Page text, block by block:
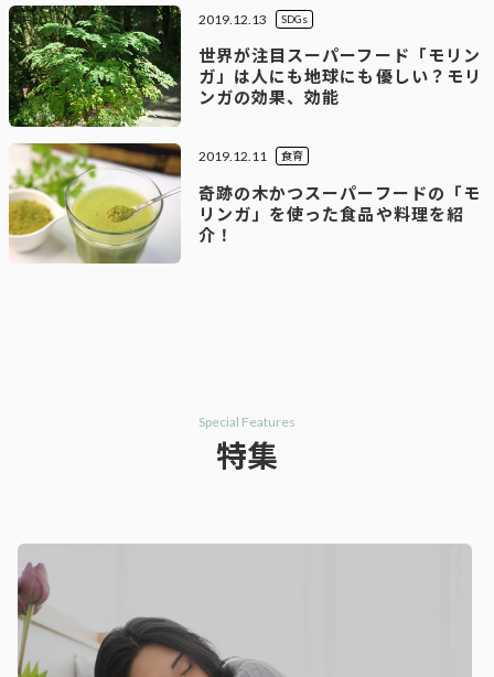
2019.12.13
世界が注目スーパーフード「モリン
ガ」は人にも地球にも優しい？モリ
ンガの効果、効能
SDGs
2019.12.11
奇跡の木かつスーパーフードの「モ
リンガ」を使った食品や料理を紹
介！
食育
Special Features
特集